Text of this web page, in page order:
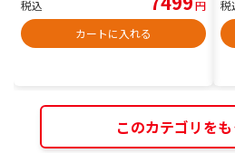
税込
円
カートに入れる
税
このカテゴリを